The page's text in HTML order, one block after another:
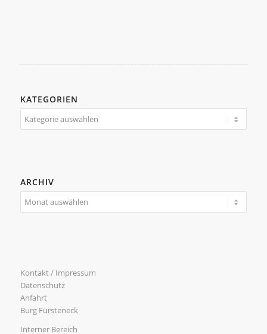
KATEGORIEN
Kategorien
ARCHIV
Kontakt / Impressum
Datenschutz
Anfahrt
Burg Fürsteneck
Interner Bereich